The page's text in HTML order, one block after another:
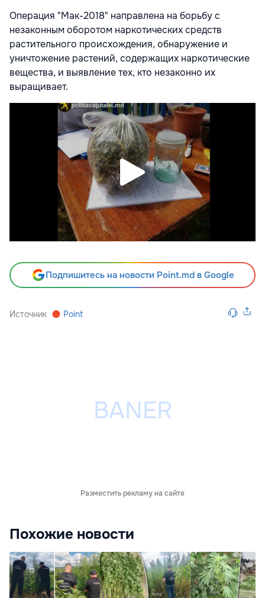
Операция "Mак-2018" направлена на борьбу с
незаконным оборотом наркотических средств
растительного происхождения, обнаружение и
уничтожение растений, содержащих наркотические
вещества, и выявление тех, кто незаконно их
выращивает.
Подпишитесь на новости Point.md в Google
Источник Point
Разместить рекламу на сайте
Похожие новости